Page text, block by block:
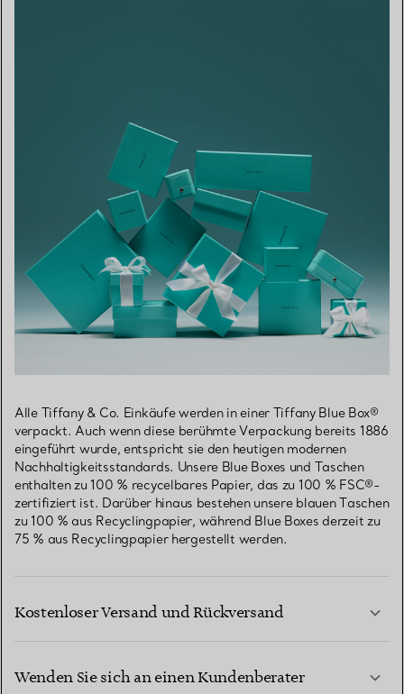
Alle Tiffany & Co. Einkäufe werden in einer Tiffany Blue Box®
verpackt. Auch wenn diese berühmte Verpackung bereits 1886
eingeführt wurde, entspricht sie den heutigen modernen
Nachhaltigkeitsstandards. Unsere Blue Boxes und Taschen
enthalten zu 100 % recycelbares Papier, das zu 100 % FSC®-
zertifiziert ist. Darüber hinaus bestehen unsere blauen Taschen
zu 100 % aus Recyclingpapier, während Blue Boxes derzeit zu
75 % aus Recyclingpapier hergestellt werden.
Kostenloser Versand und Rückversand
Wenden Sie sich an einen Kundenberater